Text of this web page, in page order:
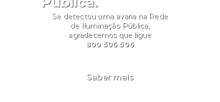
Se detectou uma avaria na Rede
de Iluminação Pública,
agradecemos que ligue
800 506 506
Saber mais